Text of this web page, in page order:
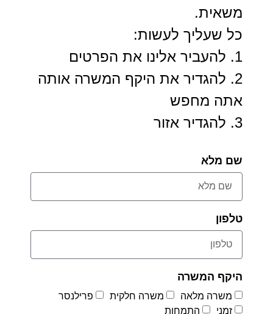
משאית.
כל שעליך לעשות:
1. להעביר אלינו את הפרטים
2. להגדיר את היקף המשרה אותה
אתה מחפש
3. להגדיר אזור
שם מלא
טלפון
היקף המשרה
משרה מלאה משרה חלקית
פרילנסר
זמני
התמחות